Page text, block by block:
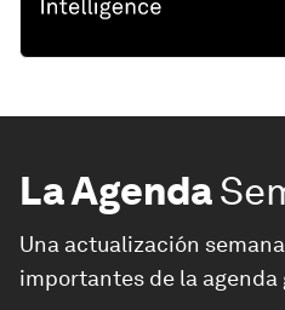
La Agenda
Una actualización
importantes de la agenda